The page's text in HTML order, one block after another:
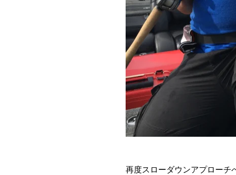
再度スローダウンアプローチ